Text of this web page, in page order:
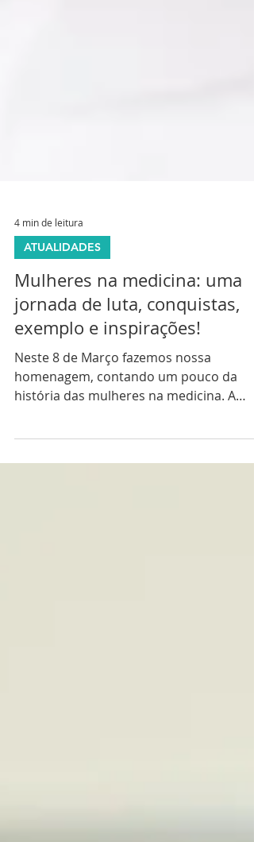
4 min de leitura
ATUALIDADES
Mulheres na medicina: uma
jornada de luta, conquistas,
exemplo e inspirações!
Neste 8 de Março fazemos nossa
história das mulheres na medicina. A